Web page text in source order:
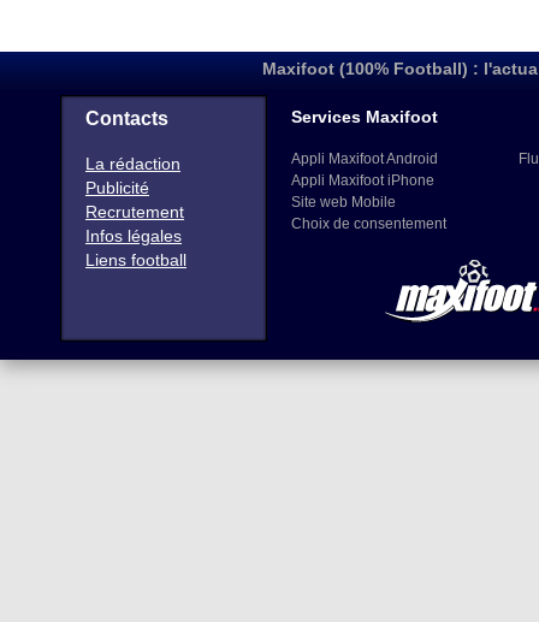
Maxifoot (100% Football) :
Contacts
La rédaction
Publicité
Recrutement
Infos légales
Liens football
Services Maxifoot
Appli Maxifoot Android
Appli Maxifoot iPhone
Site web Mobile
Choix de consentement